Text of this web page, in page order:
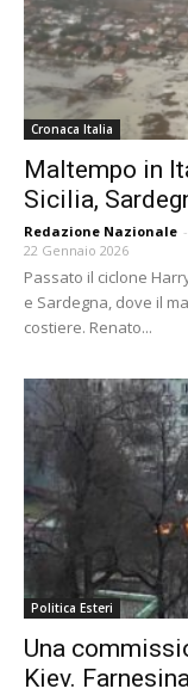
Cronaca Italia
Maltempo in
Sicilia,
Redazione Nazionale -
22 Gennaio 2026
Passato il ciclone
e Sardegna, dove il
costiere. Renato...
Politica Esteri
Una
Kiev.